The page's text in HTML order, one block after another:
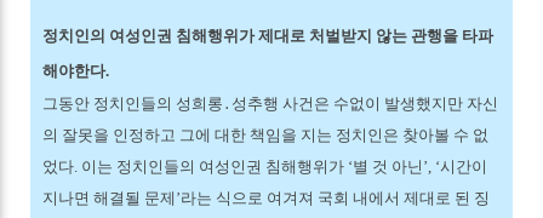
정치인의 여성인권 침해행위가 제대로 처벌받지 않는 관행을 타파
해야한다.
그동안 정치인들의 성희롱․성추행 사건은 수없이 발생했지만 자신
의 잘못을 인정하고 그에 대한 책임을 지는 정치인은 찾아볼 수 없
었다. 이는 정치인들의 여성인권 침해행위가 ‘별 것 아닌’, ‘시간이
지나면 해결될 문제’라는 식으로 여겨져 국회 내에서 제대로 된 징